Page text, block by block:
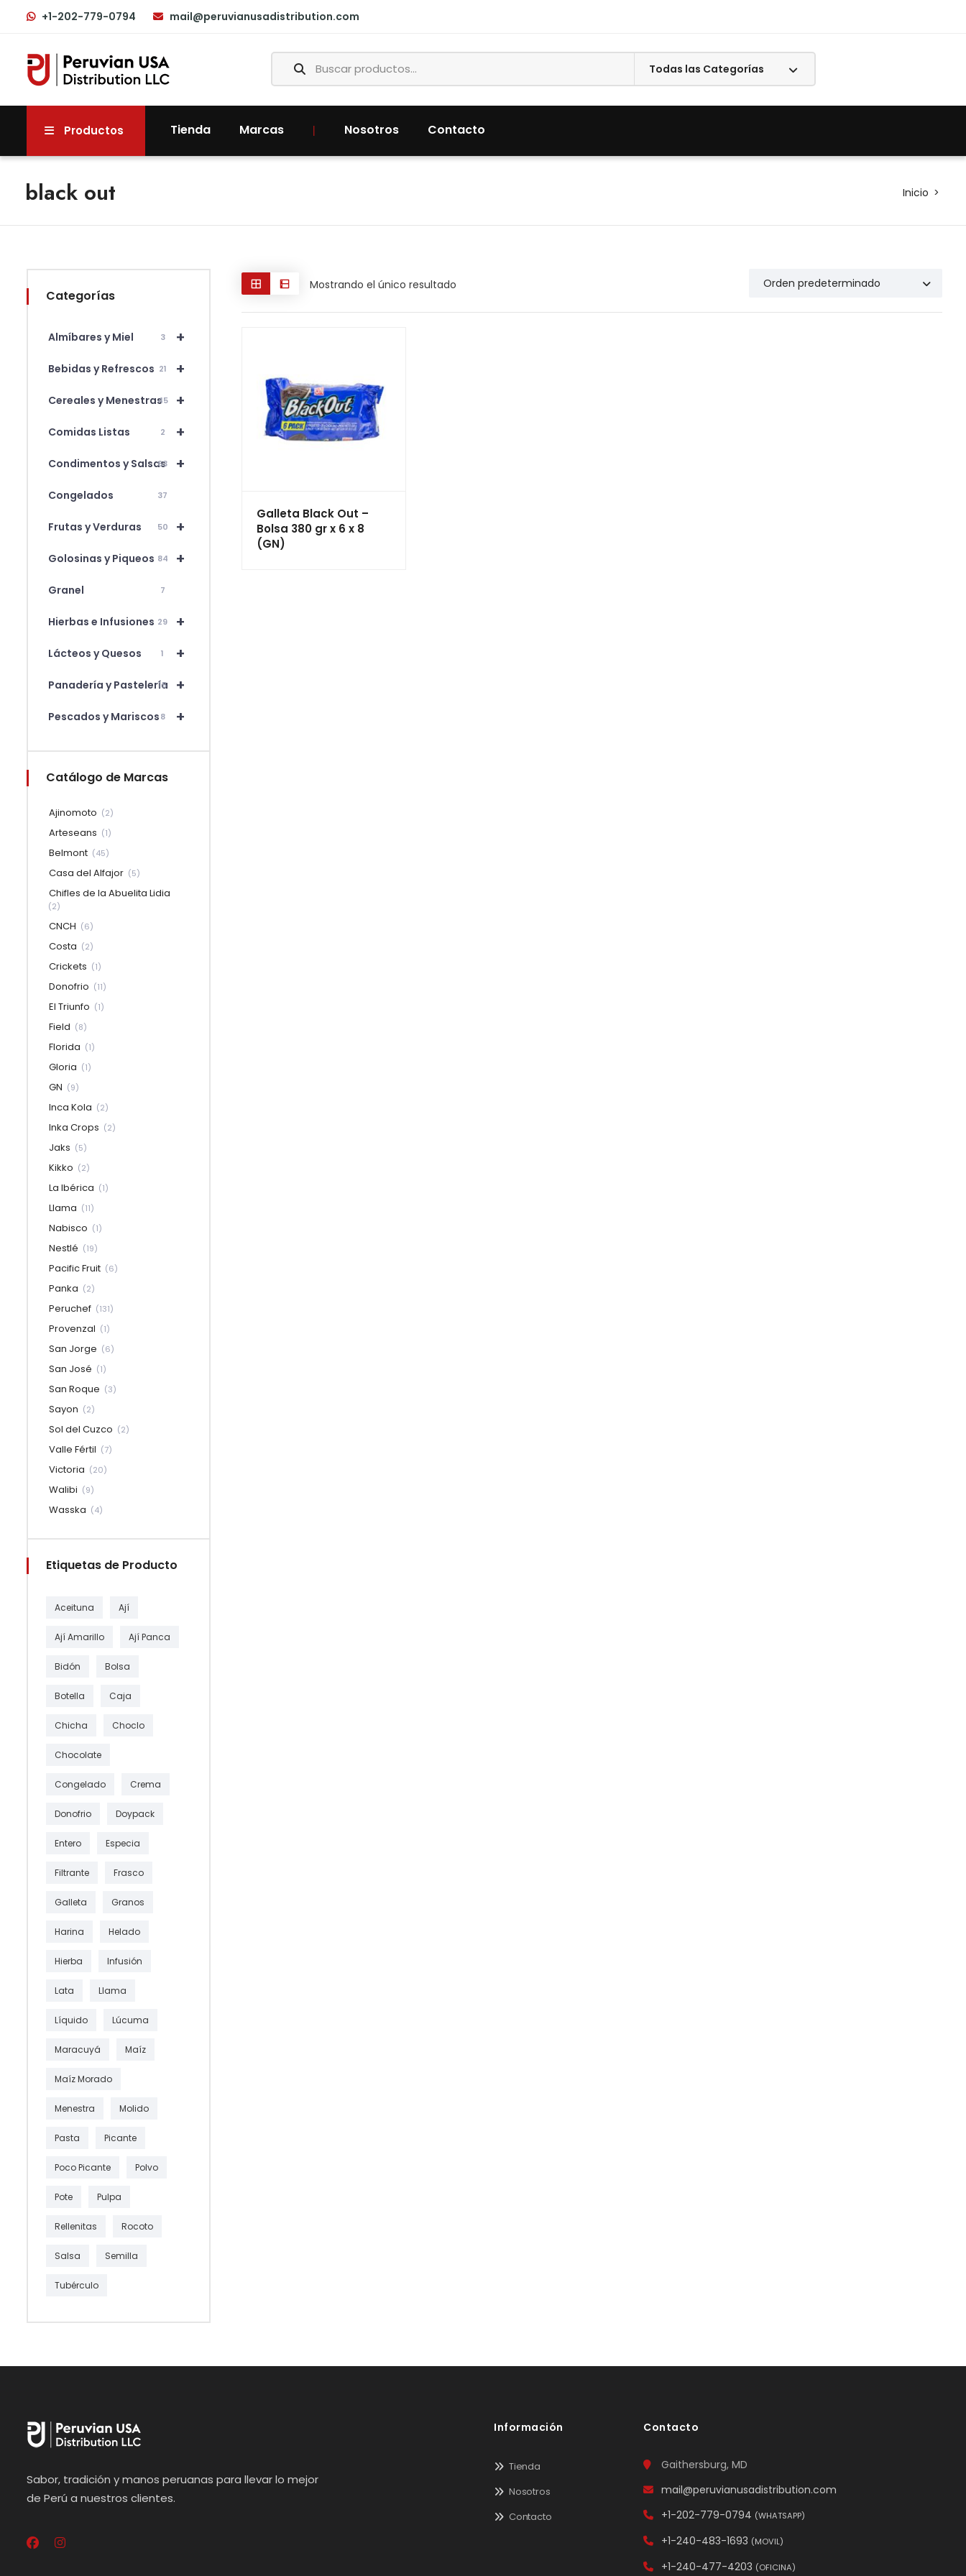
+1-202-779-0794 mail@peruvianusadistribution.com
Productos Tienda Marcas Nosotros Contacto
black out Inicio
Categorías
+
Almíbares y Miel 3
+
Bebidas y Refrescos 21
+
Cereales y Menestras45
+
Comidas Listas 2
+
Condimentos y Salsas
63
Congelados 37
+
Frutas y Verduras 50
+
Golosinas y Piqueos 84
Granel 7
+
Hierbas e Infusiones 29
+
Lácteos y Quesos 1
+
Panadería y Pastelería
15
+
Pescados y Mariscos8
Catálogo de Marcas
Ajinomoto (2)
Arteseans (1)
Belmont (45)
Casa del Alfajor (5)
Chifles de la Abuelita Lidia
(2)
CNCH (6)
Costa (2)
Crickets (1)
Donofrio (11)
El Triunfo (1)
Field (8)
Florida (1)
Gloria (1)
GN (9)
Inca Kola (2)
Inka Crops (2)
Jaks (5)
Kikko (2)
La Ibérica (1)
Llama (11)
Nabisco (1)
Nestlé (19)
Pacific Fruit (6)
Panka (2)
Peruchef (131)
Provenzal (1)
San Jorge (6)
San José (1)
San Roque (3)
Sayon (2)
Sol del Cuzco (2)
Valle Fértil (7)
Victoria (20)
Walibi (9)
Wasska (4)
Etiquetas de Producto
Aceituna Ají
Ají Amarillo Ají Panca
Bidón Bolsa
Botella Caja
Chicha Choclo
Chocolate
Congelado Crema
Donofrio Doypack
Entero Especia
Filtrante Frasco
Galleta Granos
Harina Helado
Hierba Infusión
Lata Llama
Líquido Lúcuma
Maracuyá Maíz
Maíz Morado
Menestra Molido
Pasta Picante
Poco Picante Polvo
Pote Pulpa
Rellenitas Rocoto
Salsa Semilla
Tubérculo
Mostrando el único resultado
Galleta Black Out –
Bolsa 380 gr x 6 x 8
(GN)
Sabor, tradición y manos peruanas para llevar lo mejor
de Perú a nuestros clientes.
Información
Tienda
Nosotros
Contacto
Contacto
Gaithersburg, MD
mail@peruvianusadistribution.com
+1-202-779-0794 (WHATSAPP)
+1-240-483-1693 (MOVIL)
+1-240-477-4203 (OFICINA)